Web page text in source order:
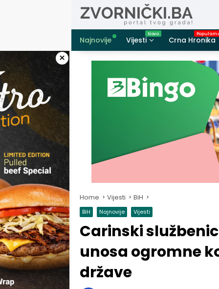
Najnovije
Vijesti Crna Hronika
×
Home Vijesti BiH
BiH Najnovije Vijesti
Carinski
unosa ogromne
države